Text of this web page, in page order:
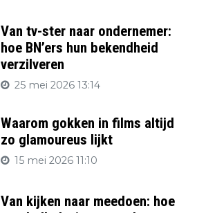
Van tv-ster naar ondernemer:
hoe BN’ers hun bekendheid
verzilveren
25 mei 2026 13:14
Waarom gokken in films altijd
zo glamoureus lijkt
15 mei 2026 11:10
Van kijken naar meedoen: hoe